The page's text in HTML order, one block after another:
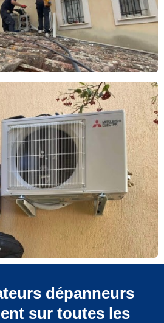
dépanneurs
sur toutes les